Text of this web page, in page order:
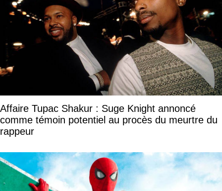
Affaire Tupac Shakur : Suge Knight annoncé
comme témoin potentiel au procès du meurtre du
rappeur